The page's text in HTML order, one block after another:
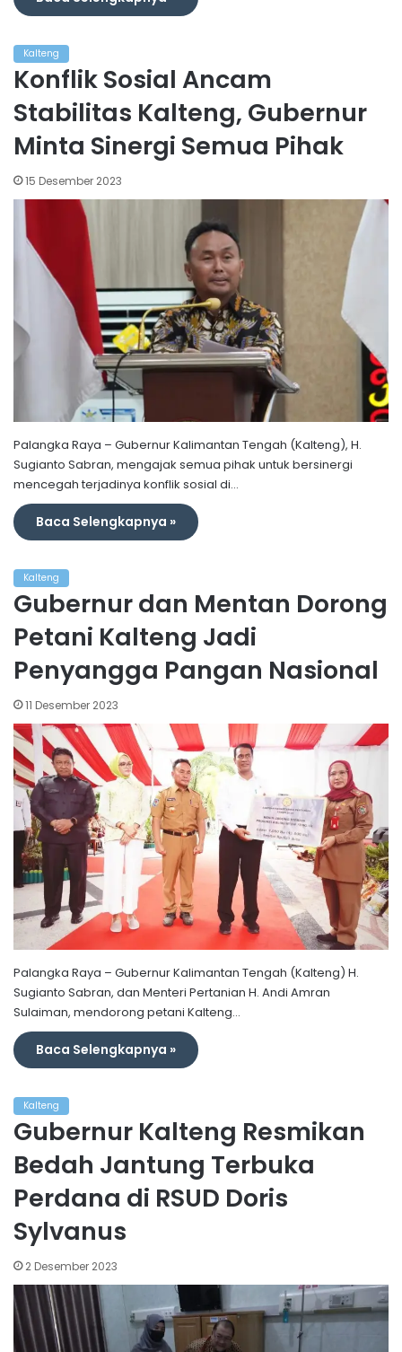
Kalteng
Konflik Sosial Ancam
Stabilitas Kalteng, Gubernur
Minta Sinergi Semua Pihak
15 Desember 2023
Palangka Raya – Gubernur Kalimantan Tengah (Kalteng), H.
Sugianto Sabran, mengajak semua pihak untuk bersinergi
mencegah terjadinya konflik sosial di…
Baca Selengkapnya »
Kalteng
Gubernur dan Mentan Dorong
Petani Kalteng Jadi
Penyangga Pangan Nasional
11 Desember 2023
Palangka Raya – Gubernur Kalimantan Tengah (Kalteng) H.
Sugianto Sabran, dan Menteri Pertanian H. Andi Amran
Sulaiman, mendorong petani Kalteng…
Baca Selengkapnya »
Kalteng
Gubernur Kalteng Resmikan
Bedah Jantung Terbuka
Perdana di RSUD Doris
Sylvanus
2 Desember 2023